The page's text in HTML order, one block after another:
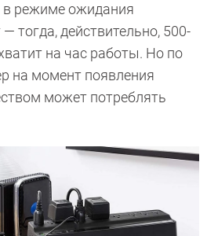
режиме ожидания
тогда, действительно, 500-
на час работы. Но по
на момент появления
может потреблять